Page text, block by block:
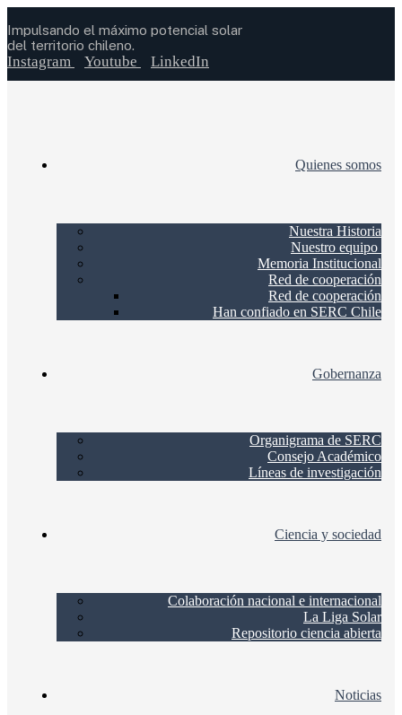
Impulsando el máximo potencial solar
del territorio chileno.
Instagram Youtube LinkedIn
Quienes somos
Nuestra Historia
Nuestro equipo
Memoria Institucional
Red de cooperación
Red de cooperación
Han confiado en SERC Chile
Gobernanza
Organigrama de SERC
Consejo Académico
Líneas de investigación
Ciencia y sociedad
Colaboración nacional e internacional
La Liga Solar
Repositorio ciencia abierta
Noticias